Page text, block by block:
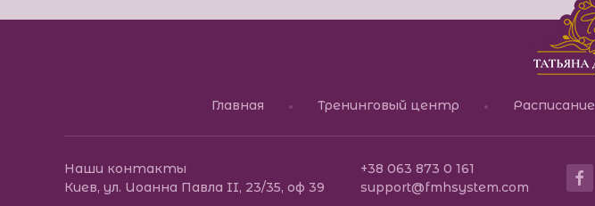
Главная Тренинговый центр Расписание
Наши контакты
Киев, ул. Иоанна Павла II, 23/35, оф 39
+38 063 873 0 161
support@fmhsystem.com